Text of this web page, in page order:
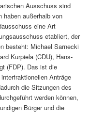
Ausschuss sind
haben außerhalb von
eine Art
etabliert, der
besteht: Michael Sarnecki
Kurpiela (CDU), Hans-
(FDP). Das ist die
Anträge
die Sitzungen des
werden können,
Bürger und die